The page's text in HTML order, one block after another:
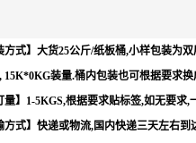
方式】大货25公斤/纸板桶,小样包装为
15K*0KG装量.桶内包装也可根据要求
量】1-5KGS,根据要求贴标签,如无要
方式】快递或物流,国内快递三天左右